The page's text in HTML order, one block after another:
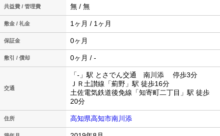
共益費 / 管理費 無 / 無
敷金 / 礼金 1ヶ月 / 1ヶ月
保証金 0ヶ月
敷引 / 償却 0ヶ月 / -
交通
「-」駅 とさでん交通 南川添 停歩3分
ＪＲ土讃線「薊野」駅 徒歩16分
土佐電気鉄道後免線「知寄町二丁目」駅 徒歩
20分
住所 高知県高知市南川添